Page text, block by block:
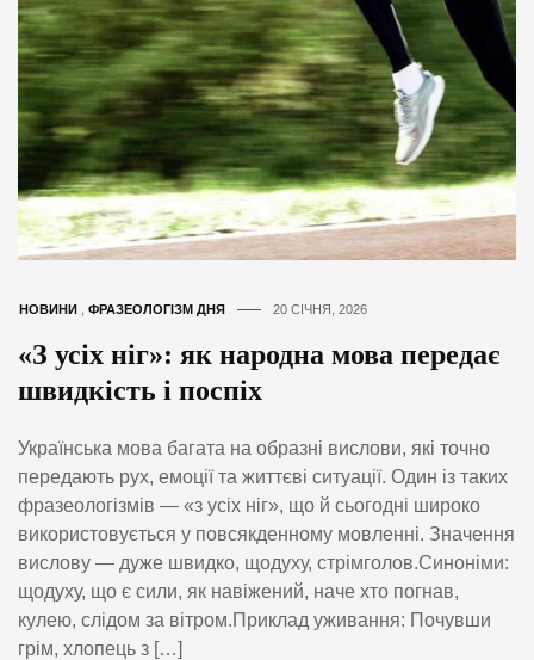
НОВИНИ ФРАЗЕОЛОГІЗМ ДНЯ 20 СІЧНЯ, 2026
«З усіх ніг»: як народна мова передає
швидкість і поспіх
Українська мова багата на образні вислови, які точно
передають рух, емоції та життєві ситуації. Один із таких
фразеологізмів — «з усіх ніг», що й сьогодні широко
використовується у повсякденному мовленні. Значення
вислову — дуже швидко, щодуху, стрімголов.Синоніми:
щодуху, що є сили, як навіжений, наче хто погнав,
кулею, слідом за вітром.Приклад уживання: Почувши
грім, хлопець з […]